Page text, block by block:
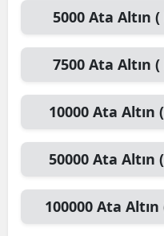
5000 Ata Altın (
7500 Ata Altın (
10000 Ata Altın
50000 Ata Altın
100000 Ata Altın